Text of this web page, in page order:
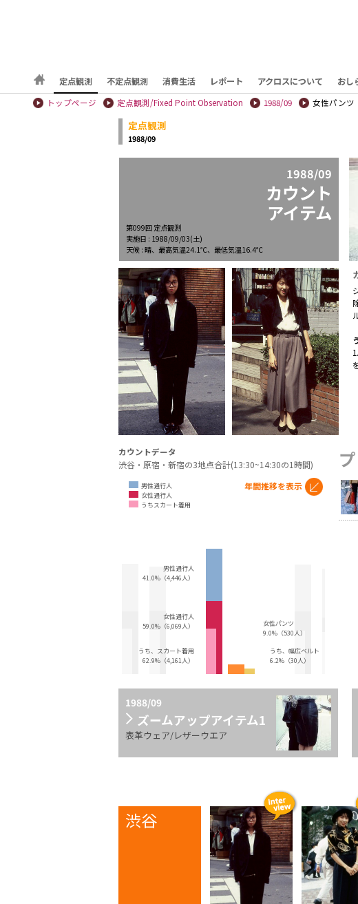
定点観測 不定点観測 消費生活 レポート アクロスについて おし
トップページ 定点観測/Fixed Point Observation 1988/09 女性パン
定点観測
1988/09
1988/09
カウント
アイテム
第099回 定点観測
実施日 : 1988/09/03(土)
天候 : 晴、最高気温24.1℃、最低気温16.4℃
カウントデータ
渋谷・原宿・新宿の3地点合計(13:30~14:30の1時間)
男性通行人
女性通行人
うちスカート着用
年間推移を表示
男性通行人
41.0%（4,446人）
女性通行人
59.0%（6,069人）
うち、スカート着用
62.9%（4,161人）
女性パンツ
9.0%（530人）
うち、幅広ベルト
6.2%（30人）
1988/09
ズームアップアイテム1
表革ウェア/レザーウエア
渋谷